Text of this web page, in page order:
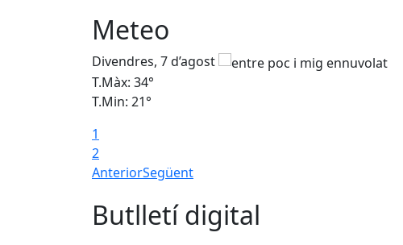
Meteo
Divendres, 7 d’agost
T.Màx: 34°
T.Min: 21°
1
2
AnteriorSegüent
Butlletí digital